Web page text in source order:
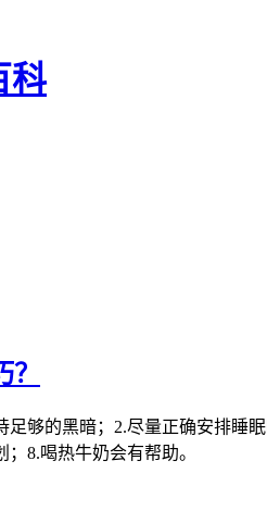
科
足够的黑暗；2.尽量正确安排睡
8.喝热牛奶会有帮助。